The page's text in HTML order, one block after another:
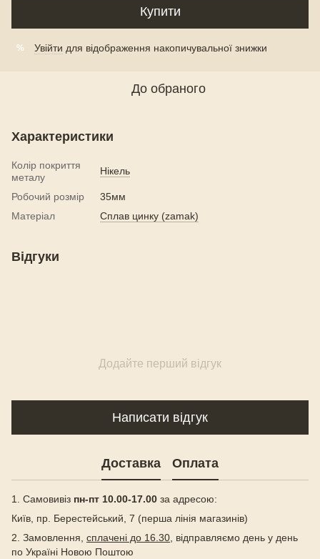
Купити
% Увійти для відображення накопичувальної знижки
До обраного
Характеристики
Колір покриття
металу
Нікель
Робочий розмір
35мм
Матеріал
Сплав цинку (zamak)
Відгуки
Додайте перший відгук
Написати відгук
Доставка Оплата
1. Самовивіз пн-пт 10.00-17.00 за адресою:
Київ, пр. Берестейський, 7 (перша лінія магазинів)
2. Замовлення, сплачені до 16.30, відправляємо день у день
по Україні Новою Поштою